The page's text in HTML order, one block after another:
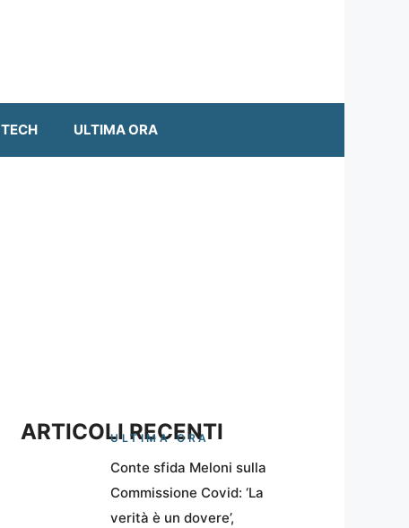
TECH ULTIMA ORA
ARTICOLI RECENTI
ULTIMA ORA
Conte sfida Meloni sulla
Commissione Covid: ‘La
verità è un dovere’,